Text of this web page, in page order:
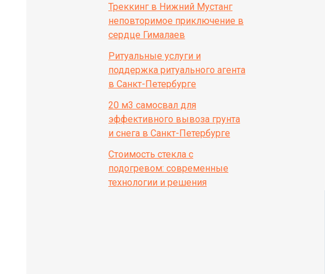
Треккинг в Нижний Мустанг
неповторимое приключение в
сердце Гималаев
Ритуальные услуги и
поддержка ритуального агента
в Санкт-Петербурге
20 м3 самосвал для
эффективного вывоза грунта
и снега в Санкт-Петербурге
Стоимость стекла с
подогревом: современные
технологии и решения